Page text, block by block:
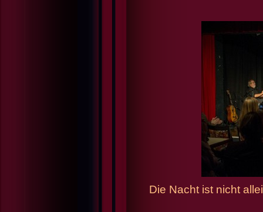
Die Nacht ist nicht